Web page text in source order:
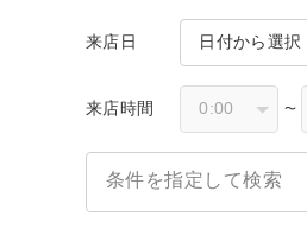
来店日 日付から選択
来店時間 〜
条件を指定して検索